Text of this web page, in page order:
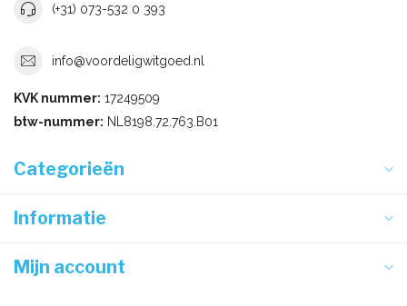
(+31) 073-532 0 393
info@voordeligwitgoed.nl
KVK nummer: 17249509
btw-nummer: NL8198.72.763.B01
Categorieën
Informatie
Mijn account